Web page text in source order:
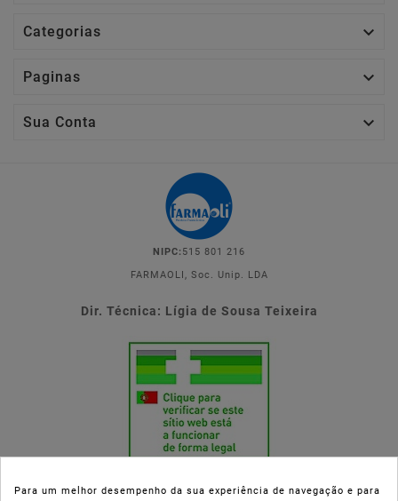
Categorias 
Paginas 
Sua Conta 
NIPC: 515 801 216
FARMAOLI, Soc. Unip. LDA
Dir. Técnica: Lígia de Sousa Teixeira
Para um melhor desempenho da sua experiência de navegação e para